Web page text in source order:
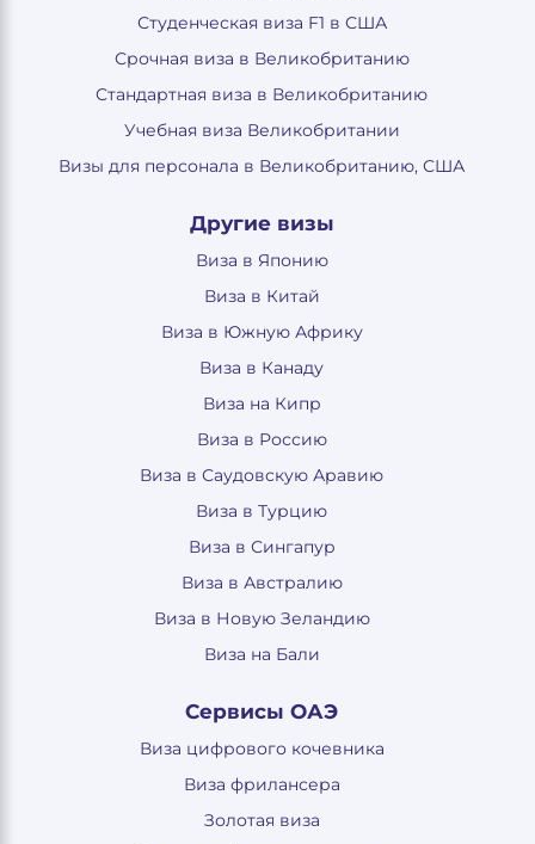
Студенческая виза F1 в США
Срочная виза в Великобританию
Стандартная виза в Великобританию
Учебная виза Великобритании
Визы для персонала в Великобританию, США
Другие визы
Виза в Японию
Виза в Китай
Виза в Южную Африку
Виза в Канаду
Виза на Кипр
Виза в Россию
Виза в Саудовскую Аравию
Виза в Турцию
Виза в Сингапур
Виза в Австралию
Виза в Новую Зеландию
Виза на Бали
Сервисы ОАЭ
Виза цифрового кочевника
Виза фрилансера
Золотая виза